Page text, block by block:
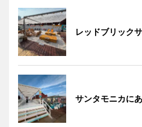
レッドブリック
サンタモニカに